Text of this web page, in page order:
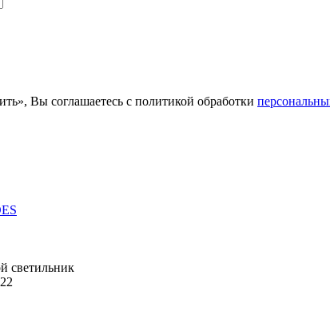
Вы соглашаетесь с политикой обработки
светильник